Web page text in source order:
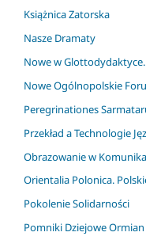
Książnica Zatorska
Nasze Dramaty
Nowe w
Nowe Ogólnopolskie
Peregrinationes
Przekład a Technologie
Obrazowanie w
Orientalia Polonica.
Pokolenie Solidarności
Pomniki Dziejowe